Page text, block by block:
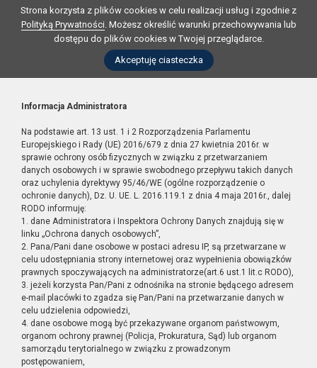
Strona korzysta z plików cookies w celu realizacji usług i zgodnie z
Polityką Prywatności. Możesz określić warunki przechowywania lub
dostępu do plików cookies w Twojej przeglądarce.
Akceptuję ciasteczka
Informacja Administratora
Na podstawie art. 13 ust. 1 i 2 Rozporządzenia Parlamentu
Europejskiego i Rady (UE) 2016/679 z dnia 27 kwietnia 2016r. w
sprawie ochrony osób fizycznych w związku z przetwarzaniem
danych osobowych i w sprawie swobodnego przepływu takich danych
oraz uchylenia dyrektywy 95/46/WE (ogólne rozporządzenie o
ochronie danych), Dz. U. UE. L. 2016.119.1 z dnia 4 maja 2016r., dalej
RODO informuję:
1. dane Administratora i Inspektora Ochrony Danych znajdują się w
linku „Ochrona danych osobowych”,
2. Pana/Pani dane osobowe w postaci adresu IP, są przetwarzane w
celu udostępniania strony internetowej oraz wypełnienia obowiązków
prawnych spoczywających na administratorze(art.6 ust.1 lit.c RODO),
3. jeżeli korzysta Pan/Pani z odnośnika na stronie będącego adresem
e-mail placówki to zgadza się Pan/Pani na przetwarzanie danych w
celu udzielenia odpowiedzi,
4. dane osobowe mogą być przekazywane organom państwowym,
organom ochrony prawnej (Policja, Prokuratura, Sąd) lub organom
samorządu terytorialnego w związku z prowadzonym
postępowaniem,